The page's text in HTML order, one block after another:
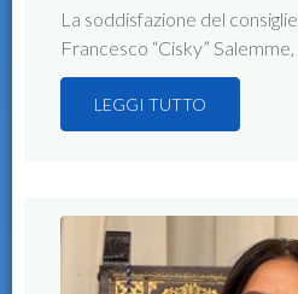
La soddisfazione del
Francesco “Cisky”
LEGGI TUTTO